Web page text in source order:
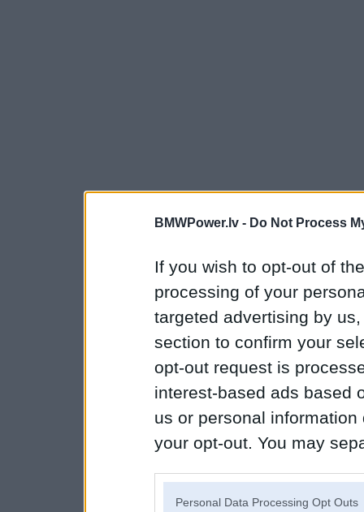
BMWPower.lv - Do Not Process
If you wish to opt-out of
processing of your
targeted advertising by
section to confirm your
opt-out request is
interest-based ads based
us or personal
your opt-out. You may
Personal Data Processing Opt Outs